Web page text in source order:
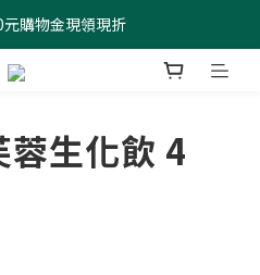
起 宅配免運
購物金現領現折
元起 宅配免運
生化飲 4